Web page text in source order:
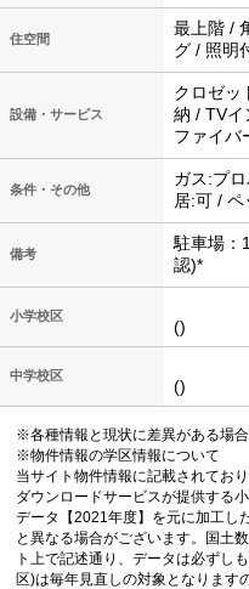
住空間
最上階 /
グ / 照明
設備・サービス
クロゼッ
納 / TVイ
ファイバ
条件・その他
ガス:プ
居:可 /
備考
駐車場：
認)*
小学校区
()
中学校区
()
※各種情報と現状に差異がある場合
※物件情報の学区情報について
当サイト物件情報に記載されてお
ダウンロードサービスが提供する
データ【2021年度】を元に加工し
と異なる場合がございます。国土
ト上で記述通り、データは必ずし
区)は毎年見直しの対象となります